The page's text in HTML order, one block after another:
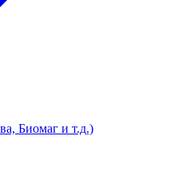
Биомаг и т.д.)